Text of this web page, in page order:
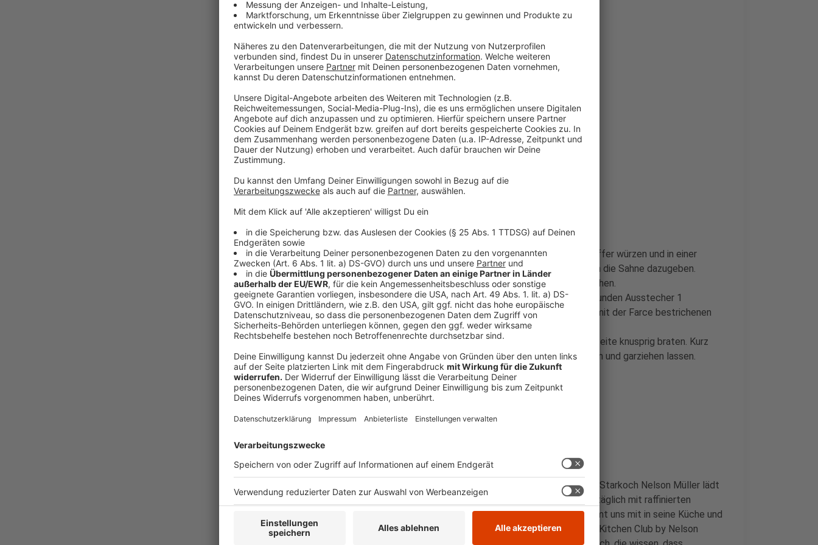
2 Fischfilets
Ein Stück Kochbanane
Fischfarce:
50 g Fischfilet
50g Sahne
Salz und Pfeffer
Rapsöl
Butter
Anzeige
Und so bereitet ihr das Essen zu
Anzeige
Das Fischfilet fein würfeln und kalt stellen. Mit Salz und Pfeffer würzen und in einer
Moulinette (Zerkleiner) kurz durchmixen. Dabei nach und nach die Sahne dazugeben.
Das Fischfilet auf einer Seite mit der Farce (Masse) bestreichen.
Die Banane schälen und ganz dünn aufschneiden. Mit einem runden Ausstecher 1
Zentimeter große Kreise ausstechen. Das Fischfilet auf der mit der Farce bestrichenen
Seite schuppenförmig mit der Banane belegen.
In einer beschichteten Pfanne in wenig Öl auf der Schuppenseite knusprig braten. Kurz
auf die andere Seite drehen, etwas Butter dazugeben, würzen und garziehen lassen.
Anzeige
Das ist der Kitchen Club by Nelson Müller
Anzeige
Bei euch läuft das Radio in der Küche, bei uns die Küche im Radio. Starkoch Nelson Müller lädt
uns exklusiv in seinen Kitchen Club ein. Ab sofort versorgt er uns täglich mit raffinierten
Rezepten zum Nachkochen oder Nachkochen lassen. Nelson nimmt uns mit in seine Küche und
weiht uns in die Geheimnisse eines bekannten Profikochs ein. Der Kitchen Club by Nelson